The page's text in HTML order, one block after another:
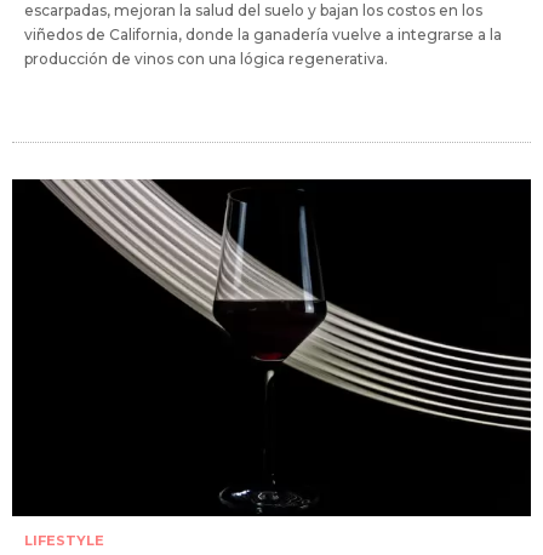
escarpadas, mejoran la salud del suelo y bajan los costos en los
viñedos de California, donde la ganadería vuelve a integrarse a la
producción de vinos con una lógica regenerativa.
LIFESTYLE